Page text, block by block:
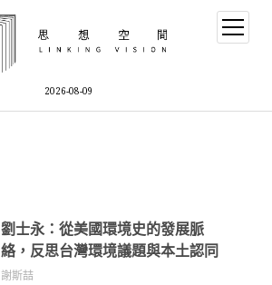
2026-08-09
劉士永：從美國環境史的發展脈
絡，反思台灣環境議題與本土認同
謝斯喆